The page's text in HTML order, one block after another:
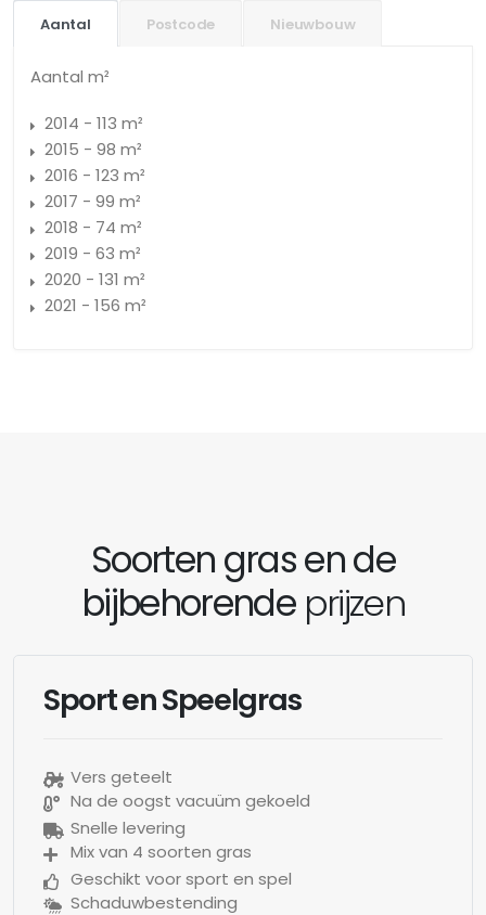
Aantal Postcode Nieuwbouw
Aantal m²
2014 - 113 m²
2015 - 98 m²
2016 - 123 m²
2017 - 99 m²
2018 - 74 m²
2019 - 63 m²
2020 - 131 m²
2021 - 156 m²
Soorten gras en de
bijbehorendeprijzen
Sport en Speelgras
Vers geteelt
Na de oogst vacuüm gekoeld
Snelle levering
Mix van 4 soorten gras
Geschikt voor sport en spel
Schaduwbestending